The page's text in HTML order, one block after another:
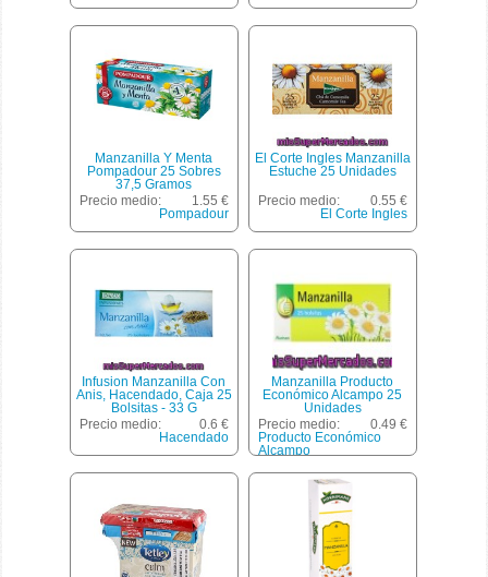
Manzanilla Y Menta
Pompadour 25 Sobres
37,5 Gramos
Precio medio:
1.55 €
Pompadour
El Corte Ingles Manzanilla
Estuche 25 Unidades
Precio medio:
0.55 €
El Corte Ingles
Infusion Manzanilla Con
Anis, Hacendado, Caja 25
Bolsitas - 33 G
Precio medio:
0.6 €
Hacendado
Manzanilla Producto
Económico Alcampo 25
Unidades
Precio medio:
0.49 €
Producto Económico
Alcampo